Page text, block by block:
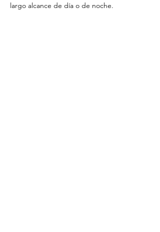
largo alcance de día o de noche.